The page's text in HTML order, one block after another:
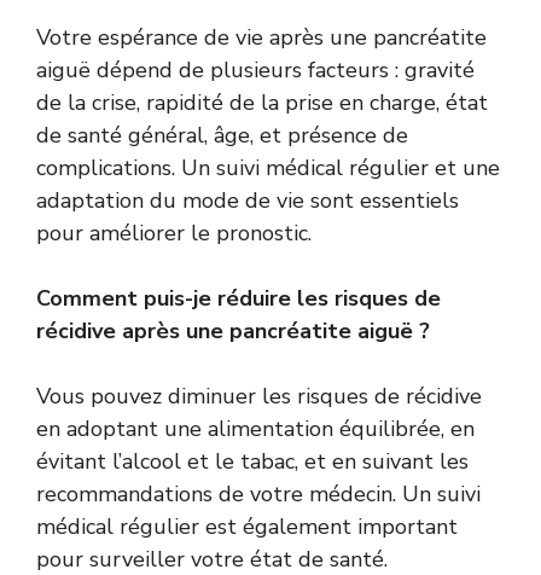
Votre espérance de vie après une pancréatite
aiguë dépend de plusieurs facteurs : gravité
de la crise, rapidité de la prise en charge, état
de santé général, âge, et présence de
complications. Un suivi médical régulier et une
adaptation du mode de vie sont essentiels
pour améliorer le pronostic.
Comment puis-je réduire les risques de
récidive après une pancréatite aiguë ?
Vous pouvez diminuer les risques de récidive
en adoptant une alimentation équilibrée, en
évitant l’alcool et le tabac, et en suivant les
recommandations de votre médecin. Un suivi
médical régulier est également important
pour surveiller votre état de santé.